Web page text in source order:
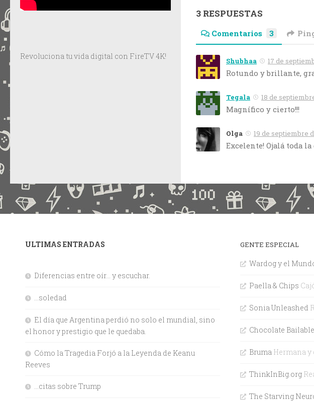
3 RESPUESTAS
Comentarios 3
Shubhaa 17 de
Rotundo y brillante,
Tegala 18 de
Magnífico y cierto!!!
Olga 19 de septiembre
Excelente! Ojalá toda
Revoluciona tu vida digital con FireTV 4K!
ULTIMAS ENTRADAS
Diferencias entre oír… y escuchar.
…soledad
El día que Argentina perdió no solo el mundial, sino
el honor y prestigio que le quedaba.
Cómo la Tragedia Forjó a la Leyenda de Keanu
Reeves
…citas sobre Trump
GENTE ESPECIAL
Wardog y el
Paella & Chips
Sonia Unleashed
Chocolate Bailable
Bruma Hermana y
ThinkInBig.org
The Starving